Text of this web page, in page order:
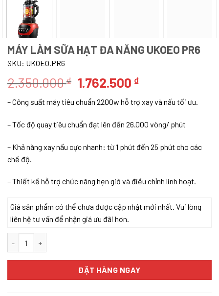
MÁY LÀM SỮA HẠT ĐA NĂNG UKOEO PR6
SKU: UKOEO.PR6
2.350.000₫ Giá
gốc
là:
2.350.000 ₫.
1.762.500 ₫Giá
tại
là:
– Công suất máy tiêu chuẩn 2200w hỗ trợ xay và nấu tối ưu.
– Tốc độ quay tiêu chuẩn đạt lên đến 26.000 vòng/ phút
– Khả năng xay nấu cực nhanh: từ 1 phút đến 25 phút cho các
chế độ.
– Thiết kế hỗ trợ chức năng hẹn giờ và điều chỉnh linh hoạt.
Giá sản phẩm có thể chưa được cập nhật mới nhất. Vui lòng
liên hệ tư vấn để nhận giá ưu đãi hơn.
ĐẶT HÀNG NGAY